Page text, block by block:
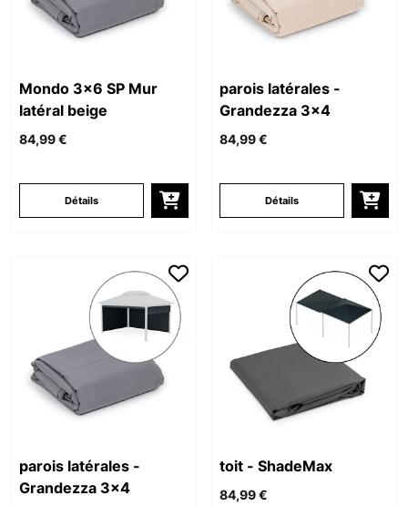
Mondo 3x6 SP Mur
latéral beige
84,99 €
Détails
parois latérales -
Grandezza 3x4
84,99 €
Détails
parois latérales -
Grandezza 3x4
toit - ShadeMax
84,99 €